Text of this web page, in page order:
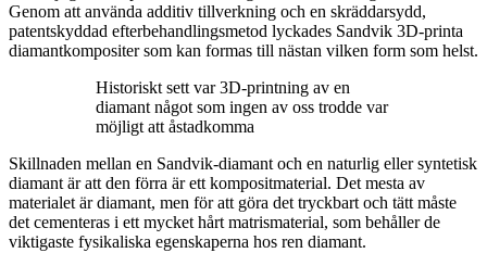
Genom att använda additiv tillverkning och en skräddarsydd,
patentskyddad efterbehandlingsmetod lyckades Sandvik 3D-printa
diamantkompositer som kan formas till nästan vilken form som helst.
Historiskt sett var 3D-printning av en
diamant något som ingen av oss trodde var
möjligt att åstadkomma
Skillnaden mellan en Sandvik-diamant och en naturlig eller syntetisk
diamant är att den förra är ett kompositmaterial. Det mesta av
materialet är diamant, men för att göra det tryckbart och tätt måste
det cementeras i ett mycket hårt matrismaterial, som behåller de
viktigaste fysikaliska egenskaperna hos ren diamant.